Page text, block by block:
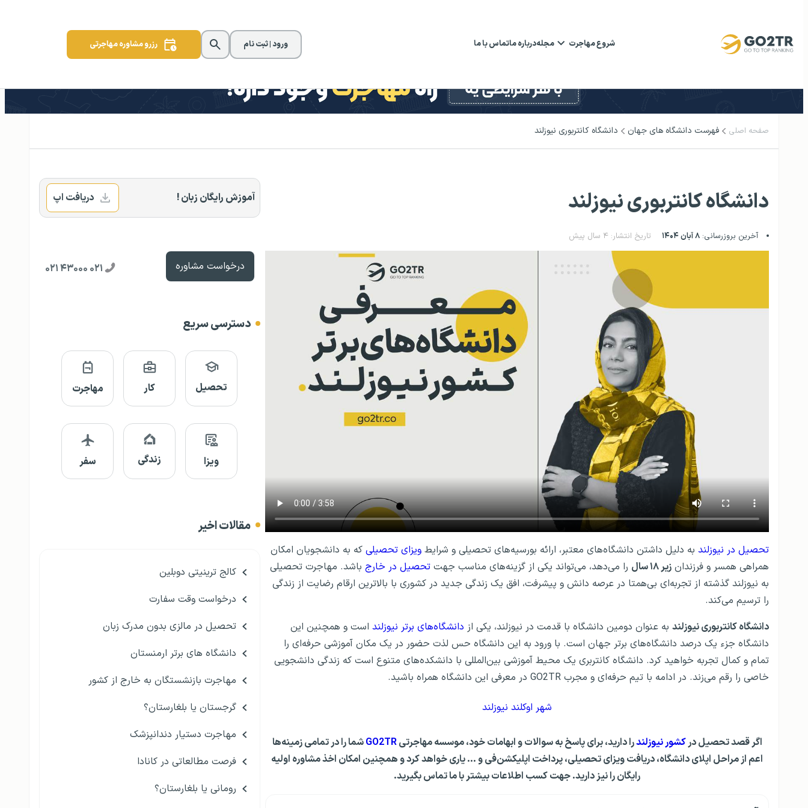
شروع مهاجرت مجلهدرباره ماتماس با ما ورود | ثبت نام رزرو مشاوره مهاجرتی
صفحه اصلی فهرست دانشگاه‌ های جهان دانشگاه کانتربوری نیوزلند
دانشگاه کانتربوری نیوزلند
آخرین بروزرسانی: ۸ آبان ۱۴۰۴ تاریخ انتشار: ۴ سال پیش
تحصیل در نیوزلند به دلیل داشتن دانشگاه‌های معتبر، ارائه بورسیه‌های تحصیلی و شرایط ویزای تحصیلی که به دانشجویان امکان
همراهی همسر و فرزندان زیر ۱۸ سال را می‌دهد، می‌تواند یکی از گزینه‌های مناسب جهت تحصیل در خارج باشد. مهاجرت تحصیلی
به نیوزلند گذشته از تجربه‌ای بی‌همتا در عرصه دانش و پیشرفت، افق یک زندگی جدید در کشوری با بالاترین ارقام رضایت از زندگی
را ترسیم می‌کند.
دانشگاه کانتربوری نیوزلند به عنوان دومین دانشگاه با قدمت در نیوزلند، یکی از دانشگاه‌های برتر نیوزلند است و همچنین این
دانشگاه جزء یک درصد دانشگاه‌های برتر جهان است. با ورود به این دانشگاه حس لذت حضور در یک مکان آموزشی حرفه‌ای را
تمام و کمال تجربه خواهید کرد. دانشگاه کانتربری یک محیط آموزشی بین‌المللی با دانشکده‌های متنوع است که زندگی دانشجویی
خاصی را رقم می‌زند. در ادامه با تیم حرفه‌ای و مجرب GO2TR در معرفی این دانشگاه همراه باشید.
شهر اوکلند نیوزلند
اگر قصد تحصیل درکشور نیوزلندرا دارید، برای پاسخ به سوالات و ابهامات خود، موسسه مهاجرتیGO2TRشما را در تمامی زمینه‌ها
اعم از مراحل اپلای دانشگاه، دریافت ویزای تحصیلی، پرداخت اپلیکشن‌فی و … یاری خواهد کرد و همچنین امکان اخذ مشاوره اولیه
رایگان را نیز دارید. جهت کسب اطلاعات بیشتر با ما تماس بگیرید.
آموزش رایگان زبان ! دریافت اپ
درخواست مشاوره ۰۲۱ ۴۳۰۰۰ ۰۲۱
دسترسی سریع
تحصیل کار مهاجرت
ویزا زندگی سفر
مقالات اخیر
کالج ترینیتی دوبلین
درخواست وقت سفارت
تحصیل در مالزی بدون مدرک زبان
دانشگاه های برتر ارمنستان
مهاجرت بازنشستگان به خارج از کشور
گرجستان یا بلغارستان؟
مهاجرت دستیار دندانپزشک
فرصت مطالعاتی در کانادا
رومانی یا بلغارستان؟